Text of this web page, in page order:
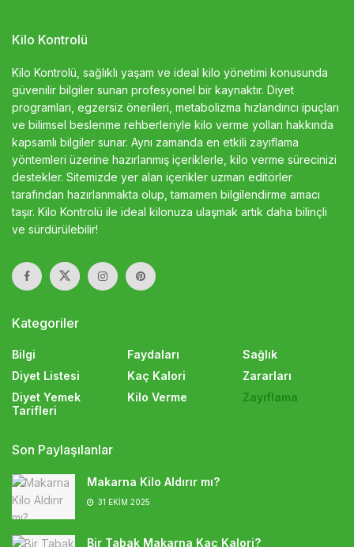
Kilo Kontrolü
Kilo Kontrolü, sağlıklı yaşam ve ideal kilo yönetimi konusunda
güvenilir bilgiler sunan profesyonel bir kaynaktır. Diyet
programları, egzersiz önerileri, metabolizma hızlandırıcı ipuçları
ve bilimsel beslenme rehberleriyle kilo verme yolları hakkında
kapsamlı bilgiler sunar. Aynı zamanda en etkili zayıflama
yöntemleri üzerine hazırlanmış içeriklerle, kilo verme sürecinizi
destekler. Sitemizde yer alan içerikler uzman editörler
tarafından hazırlanmakta olup, tamamen bilgilendirme amacı
taşır. Kilo Kontrolü ile ideal kilonuza ulaşmak artık daha bilinçli
ve sürdürülebilir!
Kategoriler
Bilgi
Diyet Listesi
Diyet Yemek
Tarifleri
Faydaları
Kaç Kalori
Kilo Verme
Sağlık
Zararları
Zayıflama
Son Paylaşılanlar
Makarna Kilo Aldırır mı?
31 EKIM 2025
Bir Tabak Makarna Kaç Kalori?